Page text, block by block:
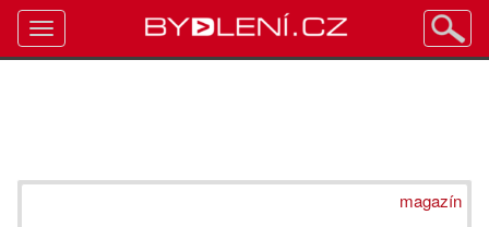
magazín
Toggle
navigation